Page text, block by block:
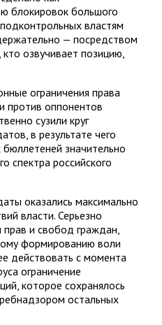
блокировок большого
властям
— посредством
озвучивает позицию,
ограничения права
против оппонентов
сузили круг
в результате чего
значительно
спектра российского
оказались максимально
власти. Серьезно
прав и свобод граждан,
формированию воли
действовать с момента
ограничение
которое сохранялось
остальных